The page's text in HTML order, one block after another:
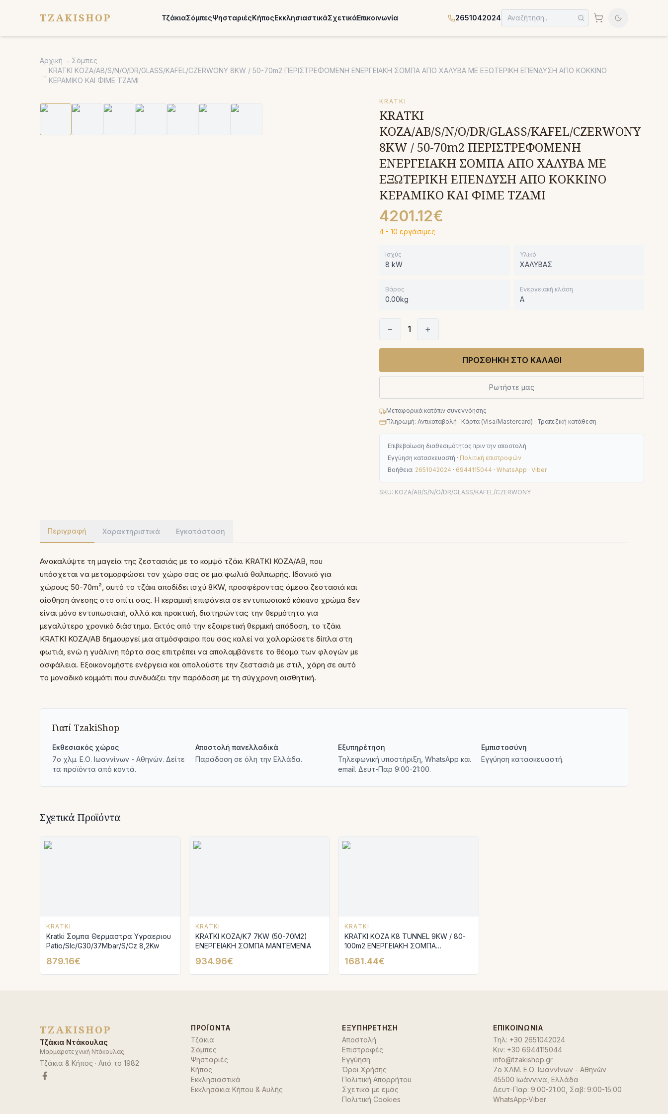
TZAKISHOP ΤζάκιαΣόμπεςΨησταριέςΚήποςΕκκλησιαστικάΣχετικάΕπικοινωνία 2651042024
Αρχική → Σόμπες
→
KRATKI KOZA/AB/S/N/O/DR/GLASS/KAFEL/CZERWONY 8KW / 50-70m2 ΠΕΡΙΣΤΡΕΦΟΜΕΝΗ ΕΝΕΡΓΕΙΑΚΗ ΣΟΜΠΑ ΑΠΟ ΧΑΛΥΒΑ ΜΕ ΕΞΩΤΕΡΙΚΗ ΕΠΕΝΔΥΣΗ ΑΠΟ ΚΟΚΚΙΝΟ
ΚΕΡΑΜΙΚΟ ΚΑΙ ΦΙΜΕ ΤΖΑΜΙ
KRATKI
KRATKI
KOZA/AB/S/N/O/DR/GLASS/KAFEL/CZERWONY
8KW / 50-70m2 ΠΕΡΙΣΤΡΕΦΟΜΕΝΗ
ΕΝΕΡΓΕΙΑΚΗ ΣΟΜΠΑ ΑΠΟ ΧΑΛΥΒΑ ΜΕ
ΕΞΩΤΕΡΙΚΗ ΕΠΕΝΔΥΣΗ ΑΠΟ ΚΟΚΚΙΝΟ
ΚΕΡΑΜΙΚΟ ΚΑΙ ΦΙΜΕ ΤΖΑΜΙ
4201.12€
4 - 10 εργάσιμες
Ισχύς
8 kW
Υλικό
ΧΑΛΥΒΑΣ
Βάρος
0.00kg
Ενεργειακή κλάση
A
− 1 +
ΠΡΟΣΘΗΚΗ ΣΤΟ ΚΑΛΑΘΙ
Ρωτήστε μας
Μεταφορικά κατόπιν συνεννόησης
Πληρωμή: Αντικαταβολή · Κάρτα (Visa/Mastercard) · Τραπεζική κατάθεση
Επιβεβαίωση διαθεσιμότητας πριν την αποστολή
Εγγύηση κατασκευαστή · Πολιτική επιστροφών
Βοήθεια: 2651042024 · 6944115044 · WhatsApp · Viber
SKU: KOZA/AB/S/N/O/DR/GLASS/KAFEL/CZERWONY
Περιγραφή Χαρακτηριστικά Εγκατάσταση
Ανακαλύψτε τη μαγεία της ζεστασιάς με το κομψό τζάκι KRATKI KOZA/AB, που
υπόσχεται να μεταμορφώσει τον χώρο σας σε μια φωλιά θαλπωρής. Ιδανικό για
χώρους 50-70m², αυτό το τζάκι αποδίδει ισχύ 8KW, προσφέροντας άμεσα ζεστασιά και
αίσθηση άνεσης στο σπίτι σας. Η κεραμική επιφάνεια σε εντυπωσιακό κόκκινο χρώμα δεν
είναι μόνο εντυπωσιακή, αλλά και πρακτική, διατηρώντας την θερμότητα για
μεγαλύτερο χρονικό διάστημα. Εκτός από την εξαιρετική θερμική απόδοση, το τζάκι
KRATKI KOZA/AB δημιουργεί μια ατμόσφαιρα που σας καλεί να χαλαρώσετε δίπλα στη
φωτιά, ενώ η γυάλινη πόρτα σας επιτρέπει να απολαμβάνετε το θέαμα των φλογών με
ασφάλεια. Εξοικονομήστε ενέργεια και απολαύστε την ζεστασιά με στιλ, χάρη σε αυτό
το μοναδικό κομμάτι που συνδυάζει την παράδοση με τη σύγχρονη αισθητική.
Γιατί TzakiShop
Εκθεσιακός χώρος
7ο χλμ. Ε.Ο. Ιωαννίνων - Αθηνών. Δείτε
τα προϊόντα από κοντά.
Αποστολή πανελλαδικά
Παράδοση σε όλη την Ελλάδα.
Εξυπηρέτηση
Τηλεφωνική υποστήριξη, WhatsApp και
email. Δευτ-Παρ 9:00-21:00.
Εμπιστοσύνη
Εγγύηση κατασκευαστή.
Σχετικά Προϊόντα
KRATKI
Kratki Σομπα Θερμαστρα Υγραεριου
Patio/Slc/G30/37Mbar/S/Cz 8,2Kw
879.16€
KRATKI
KRATKI KOZA/K7 7KW (50-70M2)
ΕΝΕΡΓΕΙΑΚΗ ΣΟΜΠΑ ΜΑΝΤΕΜΕΝΙΑ
934.96€
KRATKI
KRATKI KOZA K8 TUNNEL 9KW / 80-
100m2 ΕΝΕΡΓΕΙΑΚΗ ΣΟΜΠΑ
1681.44€
TZAKISHOP
Τζάκια Ντάκουλας
Μαρμαροτεχνική Ντάκουλας
Τζάκια & Κήπος · Από το 1982
ΠΡΟΪΌΝΤΑ
Τζάκια
Σόμπες
Ψησταριές
Κήπος
Εκκλησιαστικά
Εκκλησάκια Κήπου & Αυλής
ΕΞΥΠΗΡΈΤΗΣΗ
Αποστολή
Επιστροφές
Εγγύηση
Όροι Χρήσης
Πολιτική Απορρήτου
Σχετικά με εμάς
Πολιτική Cookies
ΕΠΙΚΟΙΝΩΝΊΑ
Τηλ: +30 2651042024
Κιν: +30 6944115044
info@tzakishop.gr
7ο ΧΛΜ. Ε.Ο. Ιωαννίνων - Αθηνών
45500 Ιωάννινα Ελλάδα
Δευτ-Παρ: 9:00-21:00, Σαβ: 9:00-15:00
WhatsApp·Viber